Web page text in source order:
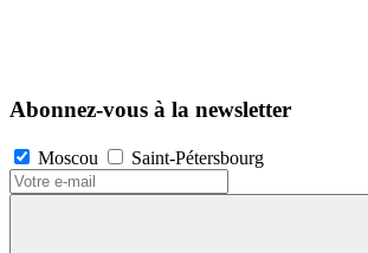
Abonnez-vous à la newsletter
Moscou Saint-Pétersbourg